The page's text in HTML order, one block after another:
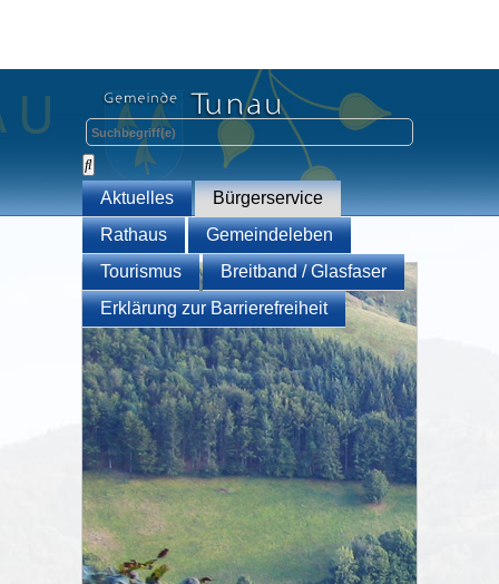
Aktuelles
Bürgerservice
Rathaus
Gemeindeleben
Tourismus
Breitband / Glasfaser
Erklärung zur Barrierefreiheit